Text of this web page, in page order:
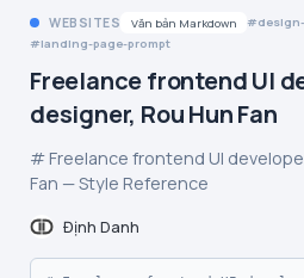
WEBSITES Văn bản Markdown
landing-page-prompt
Freelance frontend UI
designer, Rou Hun Fan
# Freelance frontend UI
Fan — Style Reference
Định Danh